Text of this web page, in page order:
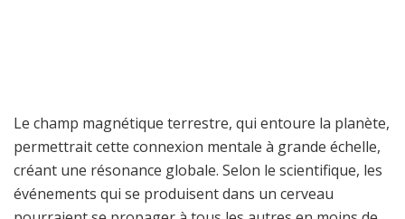
Le champ magnétique terrestre, qui entoure la planète,
permettrait cette connexion mentale à grande échelle,
créant une résonance globale. Selon le scientifique, les
événements qui se produisent dans un cerveau